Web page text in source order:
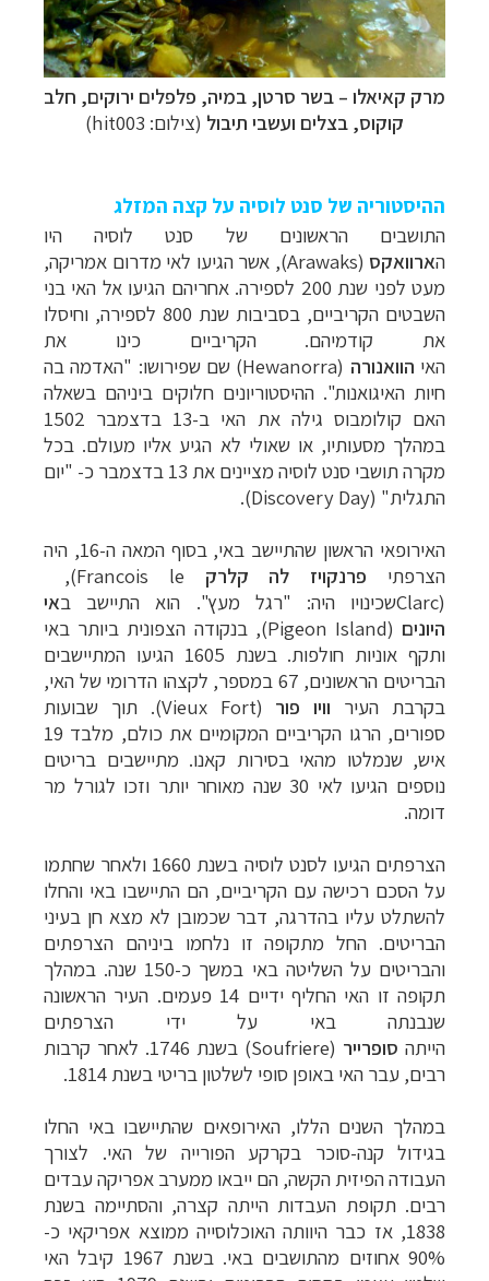
מרק קאיאלו – בשר סרטן, במיה, פלפלים ירוקים, חלב
קוקוס, בצלים ועשבי תיבול (צילום: hit003
)
ההיסטוריה של סנט לוסיה על קצה המזלג
התושבים הראשונים של סנט לוסיה היו
הארוואקס (Arawaks), אשר הגיעו לאי מדרום אמריקה,
מעט לפני שנת 200 לספירה. אחריהם הגיעו אל האי בני
השבטים הקריביים, בסביבות שנת 800 לספירה, וחיסלו
את קודמיהם. הקריביים כינו את
האי הוואנורה (Hewanorra) שם שפירושו: "האדמה בה
חיות האיגואנות". ההיסטוריונים חלוקים ביניהם בשאלה
האם קולומבוס גילה את האי ב-13 בדצמבר 1502
במהלך מסעותיו, או שאולי לא הגיע אליו מעולם. בכל
מקרה תושבי סנט לוסיה מציינים את 13 בדצמבר כ- "יום
התגלית" (Discovery Day)
.
האירופאי הראשון שהתיישב באי, בסוף המאה ה-16, היה
הצרפתי פרנקויז לה קלרק ,(Francois le
Clarc)שכינויו היה: "רגל מעץ". הוא התיישב באי
היונים
(Pigeon Island), בנקודה הצפונית ביותר באי
ותקף אוניות חולפות.
בשנת 1605 הגיעו המתיישבים
הבריטים הראשונים, 67 במספר, לקצהו הדרומי של האי,
בקרבת העיר וויו פור (Vieux Fort)
. תוך שבועות
ספורים, הרגו הקריביים המקומיים את כולם, מלבד 19
איש, שנמלטו מהאי בסירות קאנו. מתיישבים בריטים
נוספים הגיעו לאי 30 שנה מאוחר יותר וזכו לגורל מר
דומה.
הצרפתים הגיעו לסנט לוסיה בשנת 1660 ולאחר שחתמו
על הסכם רכישה עם הקריביים, הם התיישבו באי והחלו
להשתלט עליו בהדרגה, דבר שכמובן לא מצא חן בעיני
הבריטים. החל מתקופה זו נלחמו ביניהם הצרפתים
והבריטים על השליטה באי במשך כ-150 שנה. במהלך
תקופה זו האי החליף ידיים 14 פעמים. ה
עיר הראשונה
שנבנתה באי על ידי הצרפתים
הייתה סופרייר (Soufriere) ב
שנת 1746. לאחר קרבות
רבים, עבר האי באופן סופי לשלטון בריטי בשנת 1814.
במהלך השנים הללו, האירופאים שהתיישבו באי החלו
בגידול קנה-סוכר בקרקע הפורייה של האי. לצורך
העבודה הפיזית הקשה, הם ייבאו ממערב אפריקה עבדים
רבים. תקופת העבדות הייתה קצרה, והסתיימה בשנת
1838, אז כבר היוותה האוכלוסייה ממוצא אפריקאי כ-
90% אחוזים מהתושבים באי.
בשנת 1967 קיבל האי